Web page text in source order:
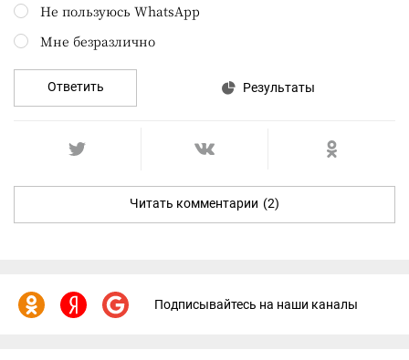
Не пользуюсь WhatsApp
Мне безразлично
Ответить Результаты
Читать комментарии (2)
Подписывайтесь на наши каналы